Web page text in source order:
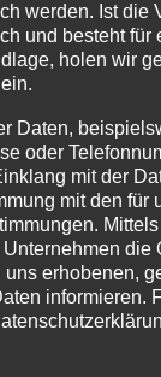
um ein
. Ein
um
zu
der
Boden
schützen.
die
werden. Ist die
und besteht für
holen wir
Daten,
oder
mit der
mit den für
die
erhobenen,
informieren.